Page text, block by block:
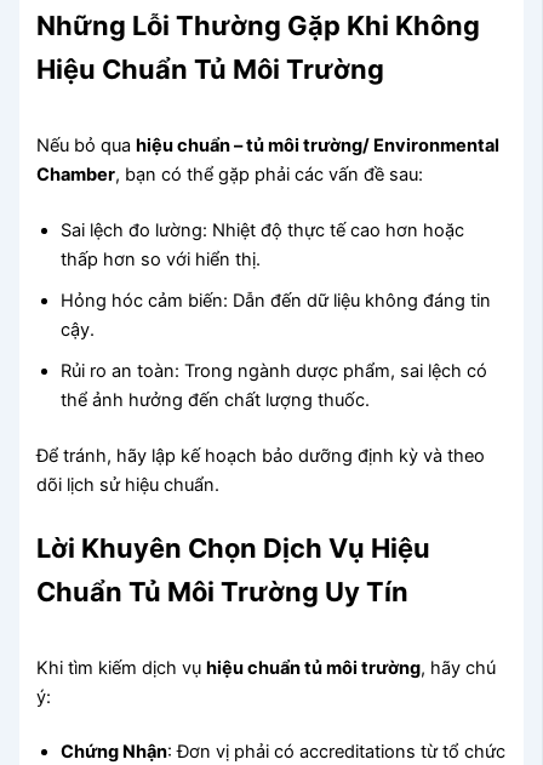
Những Lỗi Thường Gặp Khi Không
Hiệu Chuẩn Tủ Môi Trường
Nếu bỏ quahiệu chuẩn – tủ môi trường/ Environmental
Chamber, bạn có thể gặp phải các vấn đề sau:
Sai lệch đo lường: Nhiệt độ thực tế cao hơn hoặc
thấp hơn so với hiển thị.
Hỏng hóc cảm biến: Dẫn đến dữ liệu không đáng tin
cậy.
Rủi ro an toàn: Trong ngành dược phẩm, sai lệch có
thể ảnh hưởng đến chất lượng thuốc.
Để tránh, hãy lập kế hoạch bảo dưỡng định kỳ và theo
dõi lịch sử hiệu chuẩn.
Lời Khuyên Chọn Dịch Vụ Hiệu
Chuẩn Tủ Môi Trường Uy Tín
Khi tìm kiếm dịch vụhiệu chuẩn tủ môi trường, hãy chú
ý:
Chứng Nhận: Đơn vị phải có accreditations từ tổ chức